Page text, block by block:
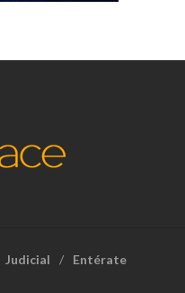
Judicial Entérate